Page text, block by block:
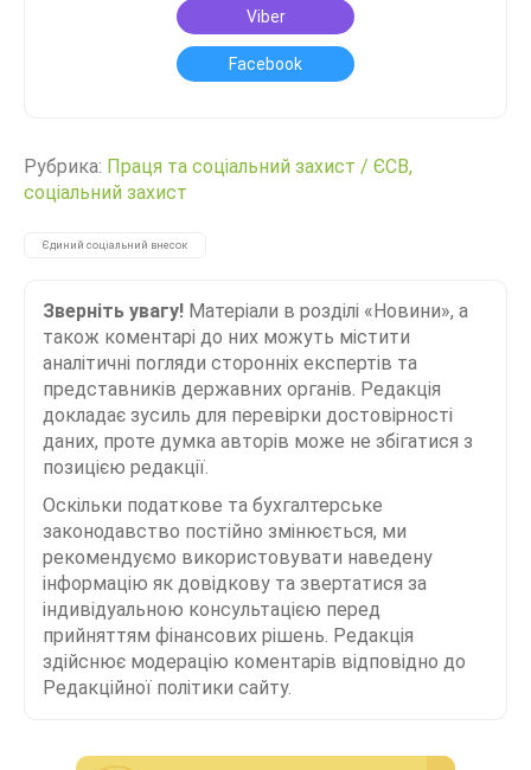
Viber
Facebook
Рубрика: Праця та соціальний захист / ЄСВ,
соціальний захист
Єдиний соціальний внесок
Зверніть увагу! Матеріали в розділі «Новини», а
також коментарі до них можуть містити
аналітичні погляди сторонніх експертів та
представників державних органів. Редакція
докладає зусиль для перевірки достовірності
даних, проте думка авторів може не збігатися з
позицією редакції.
Оскільки податкове та бухгалтерське
законодавство постійно змінюється, ми
рекомендуємо використовувати наведену
інформацію як довідкову та звертатися за
індивідуальною консультацією перед
прийняттям фінансових рішень. Редакція
здійснює модерацію коментарів відповідно до
Редакційної політики сайту.